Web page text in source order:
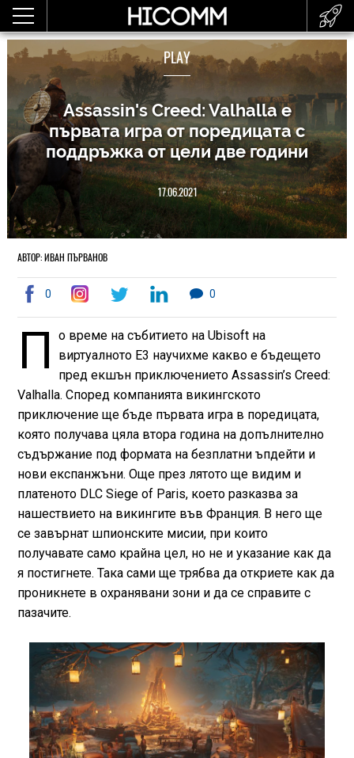
PLAY
Assassin's Creed: Valhalla е
първата игра от поредицата с
поддръжка от цели две години
17.06.2021
АВТОР: ИВАН ПЪРВАНОВ
0 0
П
о време на събитието на Ubisoft на
виртуалното Е3 научихме какво е бъдещето
пред екшън приключението Assassin’s Creed:
Valhalla. Според компанията викингското
приключение ще бъде първата игра в поредицата,
която получава цяла втора година на допълнително
съдържание под формата на безплатни ъпдейти и
нови експанжъни. Още през лятото ще видим и
платеното DLC Siege of Paris, което разказва за
нашествието на викингите във Франция. В него ще
се завърнат шпионските мисии, при които
получавате само крайна цел, но не и указание как да
я постигнете. Така сами ще трябва да откриете как да
проникнете в охранявани зони и да се справите с
пазачите.